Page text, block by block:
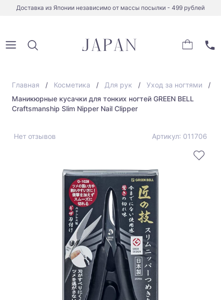
Доставка из Японии независимо от массы посылки - 499 рублей
Главная Косметика Для рук
Уход за ногтями
Маникюрные кусачки для тонких ногтей GREEN BELL
Craftsmanship Slim Nipper Nail Clipper
Нет отзывов Артикул: 011706